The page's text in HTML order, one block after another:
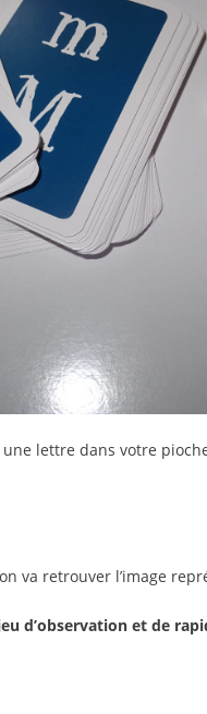
lettre dans votre
va retrouver l’image
d’observation et de